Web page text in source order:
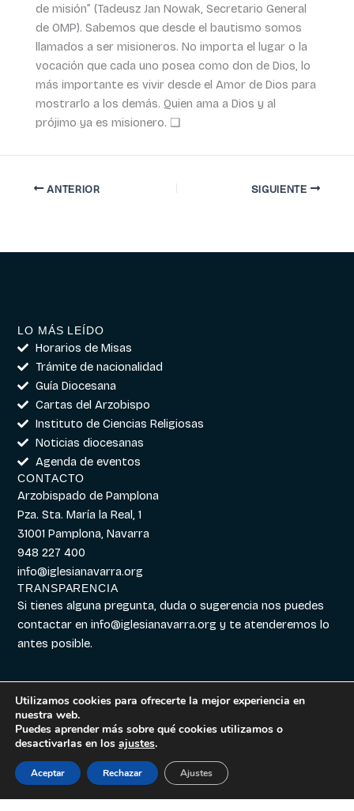
de misión” (Tadeusz Jan Nowak, Secretario General
de OMP). Sabemos que desde el bautismo somos
llamados a ser misioneros. No importa el lugar o la
vocación que cada uno posea como don de Dios, lo
más importante es vivir desde el Amor de Dios para
mostrarlo a los demás. Quien ama a Dios y al
prójimo ya es misionero. ❏
ANTERIOR SIGUIENTE
LO MÁS LEÍDO
Horarios de Misas
Trámite de nacionalidad
Guía Diocesana
Cartas del Arzobispo
Instituto de Ciencias Religiosas
Noticias diocesanas
Agenda de eventos
CONTACTO
Arzobispado de Pamplona
Pza. Sta. María la Real, 1
31001 Pamplona, Navarra
948 227 400
info@iglesianavarra.org
TRANSPARENCIA
Si tienes alguna pregunta, duda o sugerencia nos puedes
contactar eninfo@iglesianavarra.org y te atenderemos lo
antes posible.
Aviso legal|
Cookies|Política de
Utilizamos cookies para ofrecerte la mejor experiencia en
nuestra web.
Puedes aprender más sobre qué cookies utilizamos o
desactivarlas en los ajustes.
Aceptar Rechazar Ajustes